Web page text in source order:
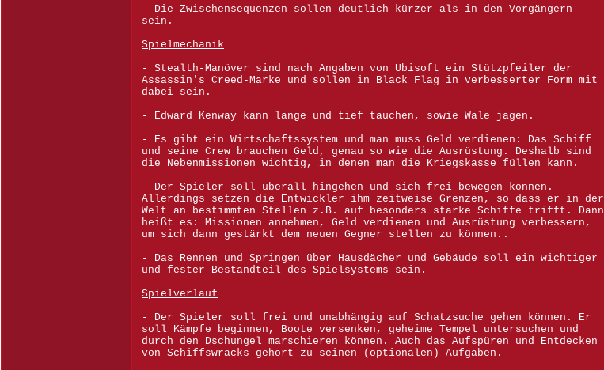
- Die Zwischensequenzen sollen deutlich kürzer als in den Vorgängern
sein.
Spielmechanik
- Stealth-Manöver sind nach Angaben von Ubisoft ein Stützpfeiler der
Assassin's Creed-Marke und sollen in Black Flag in verbesserter Form mit
dabei sein.
- Edward Kenway kann lange und tief tauchen, sowie Wale jagen.
- Es gibt ein Wirtschaftssystem und man muss Geld verdienen: Das Schiff
und seine Crew brauchen Geld, genau so wie die Ausrüstung. Deshalb sind
die Nebenmissionen wichtig, in denen man die Kriegskasse füllen kann.
- Der Spieler soll überall hingehen und sich frei bewegen können.
Allerdings setzen die Entwickler ihm zeitweise Grenzen, so dass er in der
Welt an bestimmten Stellen z.B. auf besonders starke Schiffe trifft. Dann
heißt es: Missionen annehmen, Geld verdienen und Ausrüstung verbessern,
um sich dann gestärkt dem neuen Gegner stellen zu können..
- Das Rennen und Springen über Hausdächer und Gebäude soll ein wichtiger
und fester Bestandteil des Spielsystems sein.
Spielverlauf
- Der Spieler soll frei und unabhängig auf Schatzsuche gehen können. Er
soll Kämpfe beginnen, Boote versenken, geheime Tempel untersuchen und
durch den Dschungel marschieren können. Auch das Aufspüren und Entdecken
von Schiffswracks gehört zu seinen (optionalen) Aufgaben.